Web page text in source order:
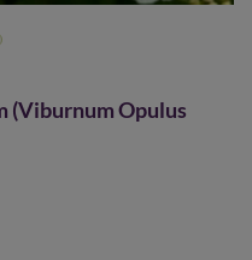
(Viburnum Opulus